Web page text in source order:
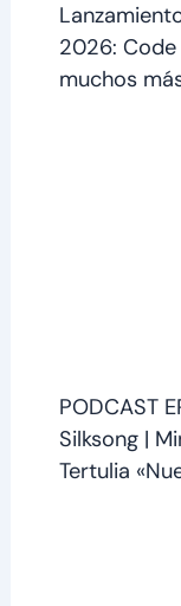
2026: Code
muchos
PODCAST
Silksong |
Tertulia